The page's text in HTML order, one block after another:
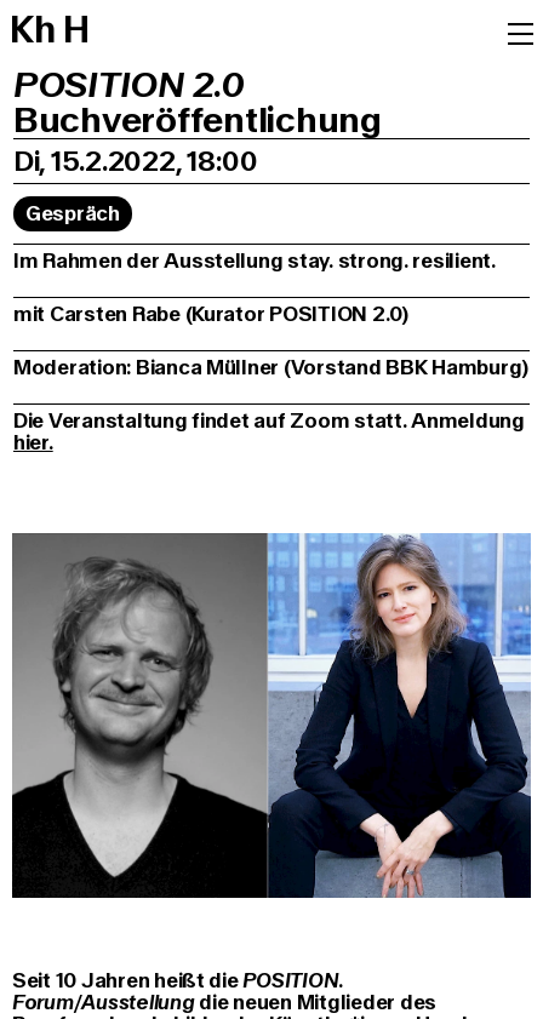
Kh H
POSITION 2.0
Buchveröffentlichung
Di, 15.2.2022, 18:00
Gespräch
Im Rahmen der Ausstellung stay. strong. resilient.
mit Carsten Rabe (Kurator POSITION 2.0)
Moderation: Bianca Müllner (Vorstand BBK Hamburg)
Die Veranstaltung findet auf Zoom statt. Anmeldung
hier.
Seit 10 Jahren heißt diePOSITION.
Forum/Ausstellungdie neuen Mitglieder des